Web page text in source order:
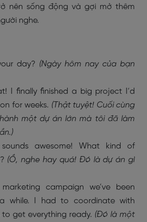
nên sống động và gợi mở thêm
nghe.
day? (Ngày hôm nay của bạn
I finally finished a big project I’d
for weeks. (Thật tuyệt! Cuối cùng
một dự án lớn mà tôi đã làm
awesome! What kind of
(Ồ, nghe hay quá! Đó là dự án gì
campaign we’ve been
while. I had to coordinate with
to get everything ready. (Đó là một